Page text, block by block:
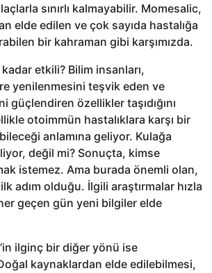
sınırlı kalmayabilir. Momesalic,
elde edilen ve çok sayıda hastalığa
bir kahraman gibi karşımızda.
etkili? Bilim insanları,
yenilenmesini teşvik eden ve
güçlendiren özellikler taşıdığını
otoimmün hastalıklara karşı bir
anlamına geliyor. Kulağa
değil mi? Sonuçta, kimse
istemez. Ama burada önemli olan,
adım olduğu. İlgili araştırmalar hızla
geçen gün yeni bilgiler elde
ilginç bir diğer yönü ise
kaynaklardan elde edilebilmesi,